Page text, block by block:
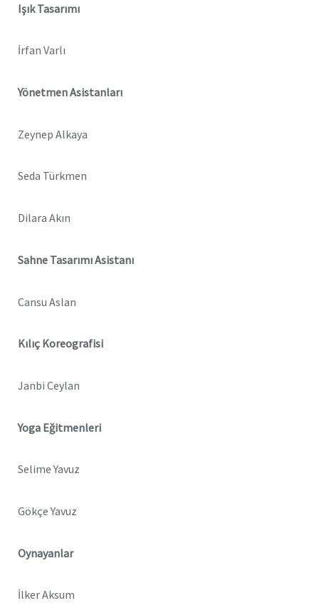
Işık Tasarımı
İrfan Varlı
Yönetmen Asistanları
Zeynep Alkaya
Seda Türkmen
Dilara Akın
Sahne Tasarımı Asistanı
Cansu Aslan
Kılıç Koreografisi
Janbi Ceylan
Yoga Eğitmenleri
Selime Yavuz
Gökçe Yavuz
Oynayanlar
İlker Aksum